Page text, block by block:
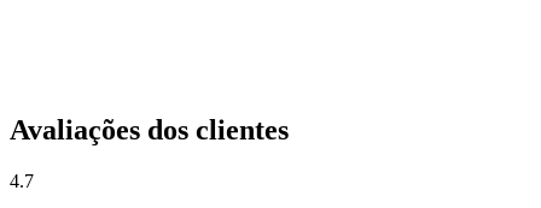
Avaliações dos clientes
4.7